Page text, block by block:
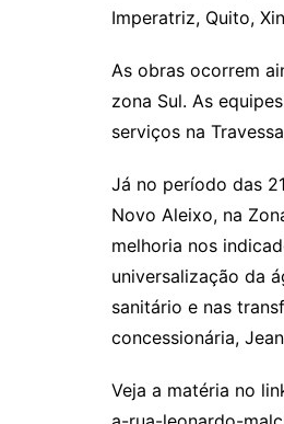
Imperatriz, Quito,
As obras ocorrem
zona Sul. As
serviços na
Já no período das
Novo Aleixo, na
melhoria nos
universalização da
sanitário e nas
concessionária,
Veja a matéria no